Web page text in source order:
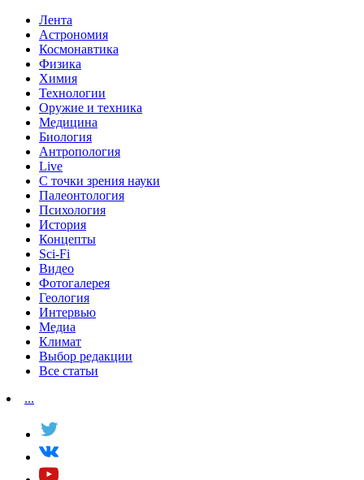
Лента
Астрономия
Космонавтика
Физика
Химия
Технологии
Оружие и техника
Медицина
Биология
Антропология
Live
С точки зрения науки
Палеонтология
Психология
История
Концепты
Sci-Fi
Видео
Фотогалерея
Геология
Интервью
Медиа
Климат
Выбор редакции
Все статьи
...